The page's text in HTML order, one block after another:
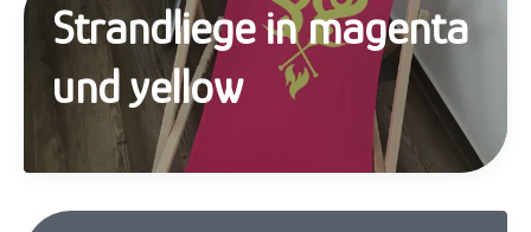
Strandliege in magenta
und yellow